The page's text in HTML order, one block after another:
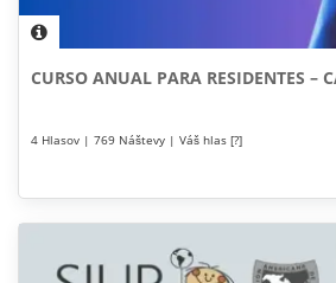
CURSO ANUAL PARA RESIDENTES –
4 Hlasov | 769 Náštevy | Váš hlas [?]